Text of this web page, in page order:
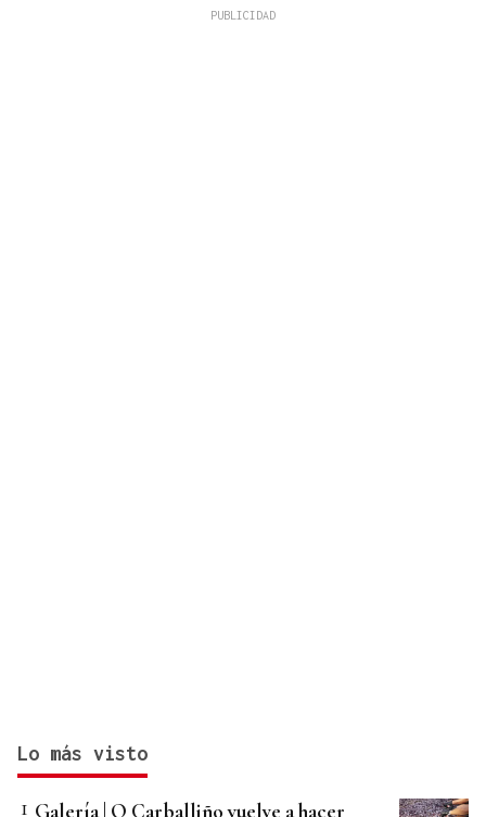
Lo más visto
Galería | O Carballiño vuelve a hacer